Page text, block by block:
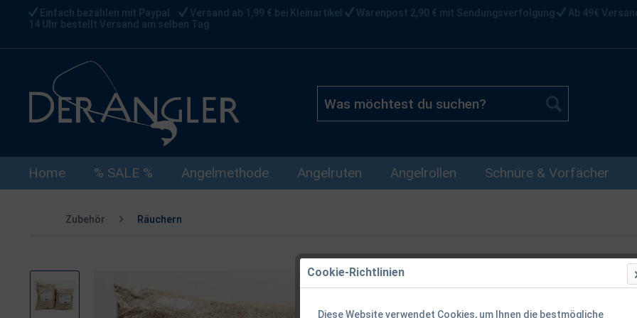
Einfach bezahlen mit Paypal Versand ab 1,99 € bei Kleinartikel Warenpost 2,90 € mit Sendungsverfolgung Ab 49€
14 Uhr bestellt Versand am selben Tag
Home % SALE % Angelmethode Angelruten Angelrollen Schnüre & Vorfächer
Zubehör Räuchern
Balzer
Cookie-Richtlinien
Diese Website verwendet Cookies, um Ihnen die bestmögliche